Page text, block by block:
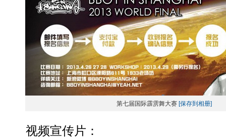
第七届国际霹雳舞大赛 [保存到相册]
视频宣传片：